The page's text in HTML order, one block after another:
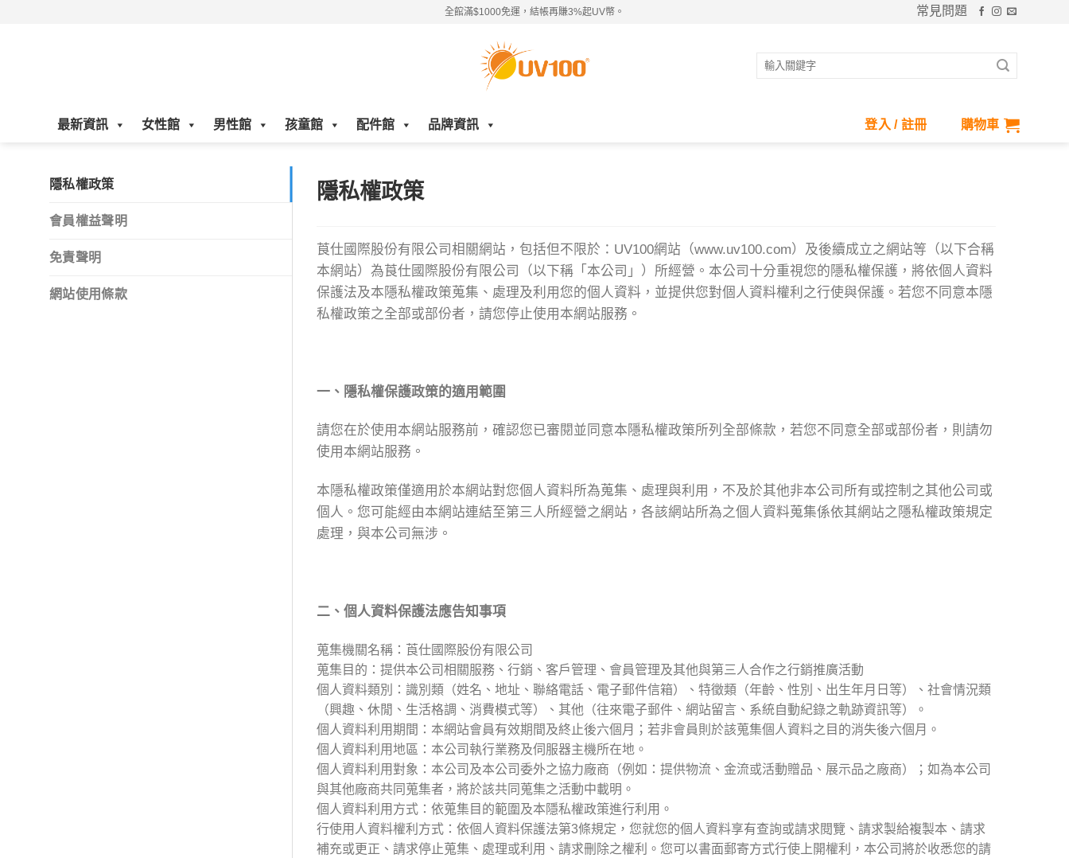
全館滿$1000免運，結帳再賺3%起UV幣。 常見問題
搜
最新資訊 女性館 男性館 孩童館 配件館 品牌資訊 登入 / 註冊 購物車
隱私權政策
會員權益聲明
免責聲明
網站使用條款
隱私權政策
莨仕國際股份有限公司相關網站，包括但不限於：UV100網站（www.uv100.com）及後續成立之網站等（以下合稱
本網站）為莨仕國際股份有限公司（以下稱「本公司」）所經營。本公司十分重視您的隱私權保護，將依個人資料
保護法及本隱私權政策蒐集、處理及利用您的個人資料，並提供您對個人資料權利之行使與保護。若您不同意本隱
私權政策之全部或部份者，請您停止使用本網站服務。
一、隱私權保護政策的適用範圍
請您在於使用本網站服務前，確認您已審閱並同意本隱私權政策所列全部條款，若您不同意全部或部份者，則請勿
使用本網站服務。
本隱私權政策僅適用於本網站對您個人資料所為蒐集、處理與利用，不及於其他非本公司所有或控制之其他公司或
個人。您可能經由本網站連結至第三人所經營之網站，各該網站所為之個人資料蒐集係依其網站之隱私權政策規定
處理，與本公司無涉。
二、個人資料保護法應告知事項
蒐集機關名稱：莨仕國際股份有限公司
蒐集目的：提供本公司相關服務、行銷、客戶管理、會員管理及其他與第三人合作之行銷推廣活動
個人資料類別：識別類（姓名、地址、聯絡電話、電子郵件信箱）、特徵類（年齡、性別、出生年月日等）、社會情況類
（興趣、休閒、生活格調、消費模式等）、其他（往來電子郵件、網站留言、系統自動紀錄之軌跡資訊等）。
個人資料利用期間：本網站會員有效期間及終止後六個月；若非會員則於該蒐集個人資料之目的消失後六個月。
個人資料利用地區：本公司執行業務及伺服器主機所在地。
個人資料利用對象：本公司及本公司委外之協力廠商（例如：提供物流、金流或活動贈品、展示品之廠商）；如為本公司
與其他廠商共同蒐集者，將於該共同蒐集之活動中載明。
個人資料利用方式：依蒐集目的範圍及本隱私權政策進行利用。
行使用人資料權利方式：依個人資料保護法第3條規定，您就您的個人資料享有查詢或請求閱覽、請求製給複製本、請求
補充或更正、請求停止蒐集、處理或利用、請求刪除之權利。您可以書面郵寄方式行使上開權利，本公司將於收悉您的請